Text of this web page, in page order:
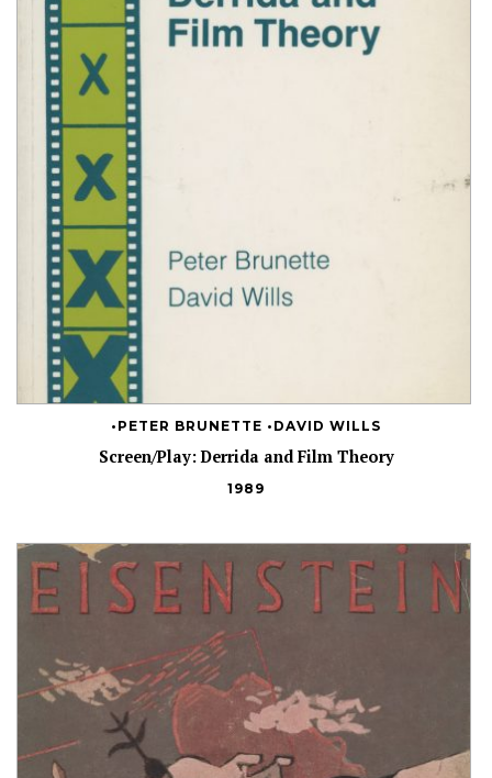
•PETER BRUNETTE •DAVID WILLS
Screen/Play: Derrida and Film Theory
1989